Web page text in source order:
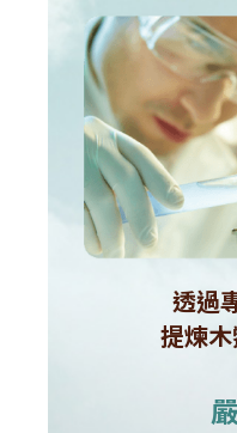
透過
提煉